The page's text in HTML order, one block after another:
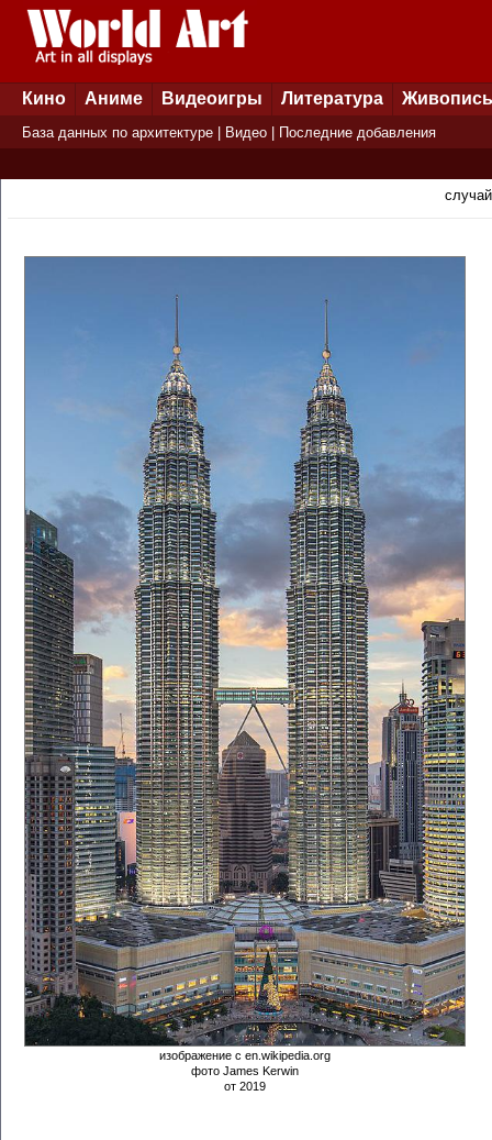
Кино Аниме Видеоигры Литература Живопись
База данных по архитектуре Видео Последние добавления
изображение с en.wikipedia.org
фото James Kerwin
от 2019